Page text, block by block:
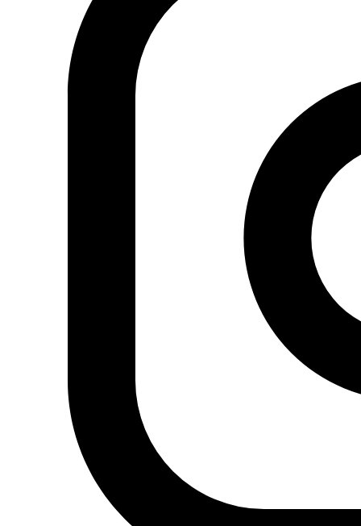
Fundación Al Fanar acerca la realidad social, política y
cultural del mundo árabe a través de publicaciones,
proyectos, análisis y actividades.